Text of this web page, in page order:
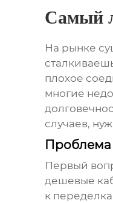
Самый
На рынке
плохое
многие
случаев,
Проблема
Первый
дешевые
к